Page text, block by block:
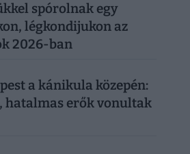
spórolnak egy
légkondijukon az
2026-ban
a kánikula közepén:
hatalmas erők vonultak